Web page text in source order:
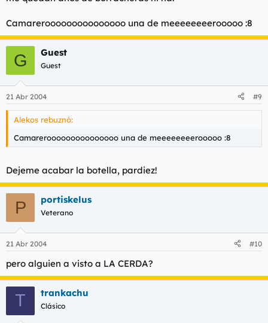
Camarerooooooooooooooo una de meeeeeeeerooooo :8
G Guest
Guest
21 Abr 2004 #9
Alekos rebuznó:
Camarerooooooooooooooo una de meeeeeeeerooooo :8
Dejeme acabar la botella, pardiez!
P portiskelus
Veterano
21 Abr 2004 #10
pero alguien a visto a LA CERDA?
T trankachu
Clásico